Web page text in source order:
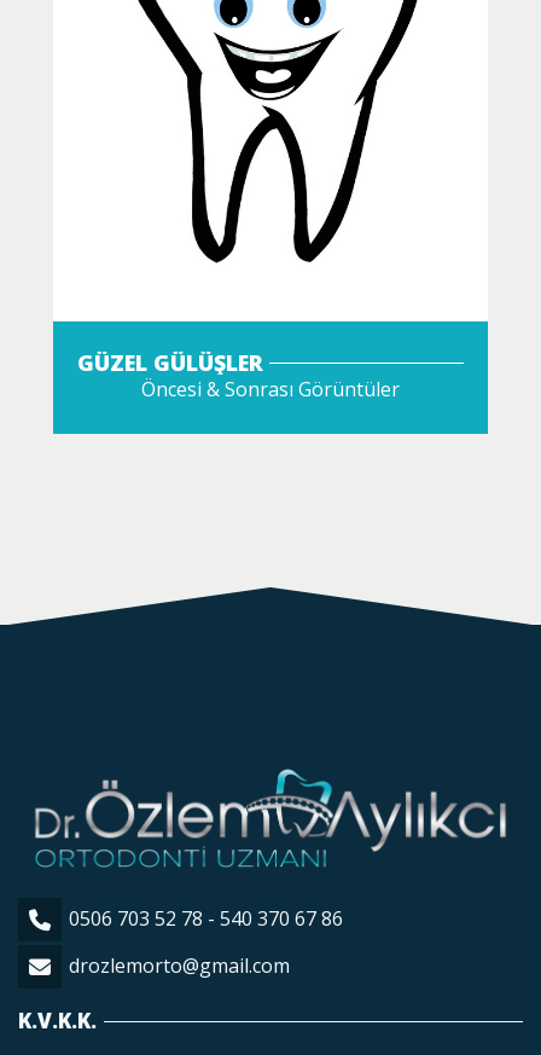
GÜZEL GÜLÜŞLER
Öncesi & Sonrası Görüntüler
0506 703 52 78 - 540 370 67 86
drozlemorto@gmail.com
K.V.K.K.